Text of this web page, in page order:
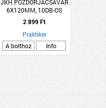
JKH POZDORJACSAVAR
6X120MM, 10DB-OS
ÖNMENETES, EXTRA
2 899 Ft
Praktiker
A bolthoz
Info